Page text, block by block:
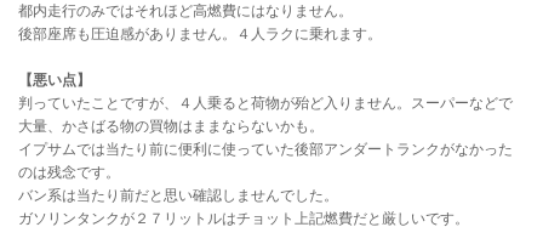
都内走行のみではそれほど高燃費にはなりません。
後部座席も圧迫感がありません。４人ラクに乗れます。
【悪い点】
判っていたことですが、４人乗ると荷物が殆ど入りません。スーパーなどで
大量、かさばる物の買物はままならないかも。
イプサムでは当たり前に便利に使っていた後部アンダートランクがなかった
のは残念です。
バン系は当たり前だと思い確認しませんでした。
ガソリンタンクが２７リットルはチョット上記燃費だと厳しいです。